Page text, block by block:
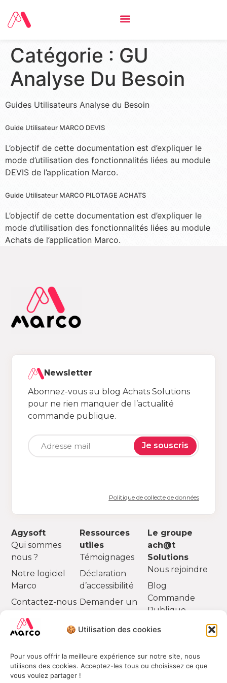
🍪 Utilisation des cookies
Pour vous offrir la meilleure expérience sur notre site, nous
utilisons des cookies. Acceptez-les tous ou choisissez ce que
vous voulez partager !
Catégorie : GU
Analyse Du Besoin
Guides Utilisateurs Analyse du Besoin
Guide Utilisateur MARCO DEVIS
L’objectif de cette documentation est d’expliquer le
mode d’utilisation des fonctionnalités liées au module
DEVIS de l’application Marco.
Guide Utilisateur MARCO PILOTAGE ACHATS
L’objectif de cette documentation est d’expliquer le
mode d’utilisation des fonctionnalités liées au module
Achats de l’application Marco.
Agysoft
Qui sommes
nous ?
Notre logiciel
Marco
Contactez-nous
Ressources
utiles
Témoignages
Déclaration
d’accessibilité
Demander un
Le groupe
ach@t
Solutions
Nous rejoindre
Blog
Commande
Publique
Partenaires
Newsletter
Abonnez-vous au blog Achats Solutions
pour ne rien manquer de l’actualité
commande publique.
Je souscris
Politique de collecte de données